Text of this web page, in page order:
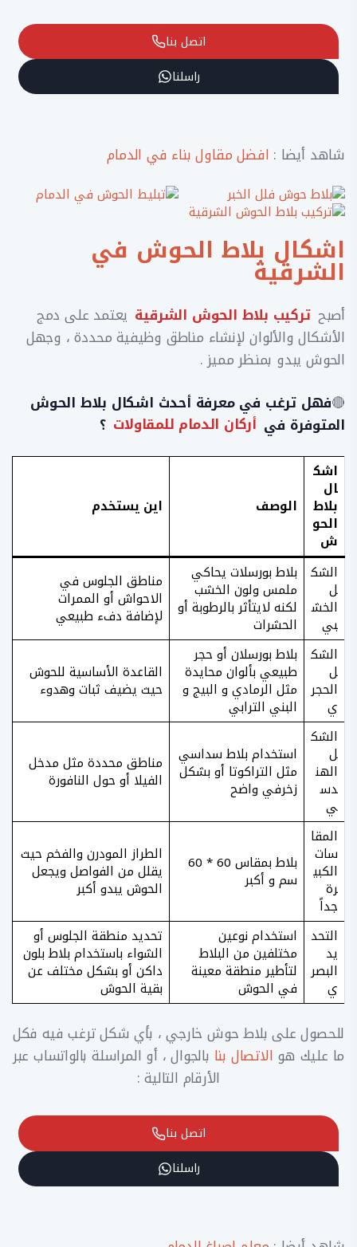
اتصل بنا
راسلنا
شاهد أيضا : افضل مقاول بناء في الدمام
اشكال بلاط الحوش في
الشرقية
أصبح تركيب بلاط الحوش الشرقية يعتمد على دمج
الأشكال والألوان لإنشاء مناطق وظيفية محددة ، وجهل
الحوش يبدو بمنظر مميز .
🔴فهل ترغب في معرفة أحدث اشكال بلاط الحوش
المتوفرة في أركان الدمام للمقاولات ؟
اشك
ال
بلاط
الحو
ش
الوصف اين يستخدم
الشك
ل
الخش
بي
بلاط بورسلات يحاكي
ملمس ولون الخشب
لكنه لايتأثر بالرطوبة أو
الحشرات
مناطق الجلوس في
الاحواش أو الممرات
لإضافة دفء طبيعي
الشك
ل
الحجر
ي
بلاط بورسلان أو حجر
طبيعي بألوان محايدة
مثل الرمادي و البيج و
البني الترابي
القاعدة الأساسية للحوش
حيث يضيف ثبات وهدوء
الشك
ل
الهن
دس
ي
استخدام بلاط سداسي
مثل التراكوتا أو بشكل
زخرفي واضح
مناطق محددة مثل مدخل
الفيلا أو حول النافورة
المقا
سات
الكبي
رة
جداً
بلاط بمقاس 60 * 60
سم و أكبر
الطراز المودرن والفخم حيث
يقلل من الفواصل ويجعل
الحوش يبدو أكبر
التحد
يد
البصر
ي
استخدام نوعين
مختلفين من البلاط
لتأطير منطقة معينة
في الحوش
تحديد منطقة الجلوس أو
الشواء باستخدام بلاط بلون
داكن أو بشكل مختلف عن
بقية الحوش
للحصول على بلاط حوش خارجي ، بأي شكل ترغب فيه فكل
ما عليك هو الاتصال بنا بالجوال ، أو المراسلة بالواتساب عبر
الأرقام التالية :
اتصل بنا
راسلنا